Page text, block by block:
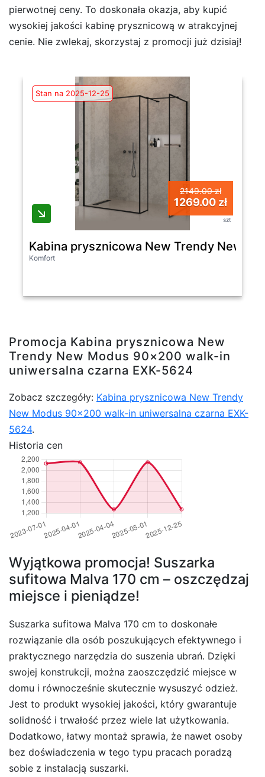
pierwotnej ceny. To doskonała okazja, aby kupić
wysokiej jakości kabinę prysznicową w atrakcyjnej
cenie. Nie zwlekaj, skorzystaj z promocji już dzisiaj!
Stan na 2025-12-25
2149.00 zł
1269.00 zł
szt
Kabina prysznicowa New Trendy New
Komfort
Promocja Kabina prysznicowa New
Trendy New Modus 90×200 walk-in
uniwersalna czarna EXK-5624
Zobacz szczegóły: Kabina prysznicowa New Trendy
New Modus 90×200 walk-in uniwersalna czarna EXK-
5624.
Historia cen
Wyjątkowa promocja! Suszarka
sufitowa Malva 170 cm – oszczędzaj
miejsce i pieniądze!
Suszarka sufitowa Malva 170 cm to doskonałe
rozwiązanie dla osób poszukujących efektywnego i
praktycznego narzędzia do suszenia ubrań. Dzięki
swojej konstrukcji, można zaoszczędzić miejsce w
domu i równocześnie skutecznie wysuszyć odzież.
Jest to produkt wysokiej jakości, który gwarantuje
solidność i trwałość przez wiele lat użytkowania.
Dodatkowo, łatwy montaż sprawia, że nawet osoby
bez doświadczenia w tego typu pracach poradzą
sobie z instalacją suszarki.